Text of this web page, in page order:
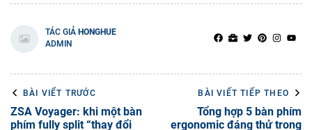
TÁC GIẢ HONGHUE
ADMIN
BÀI VIẾT TRƯỚC
ZSA Voyager: khi một bàn
phím fully split “thay đổi
BÀI VIẾT TIẾP THEO
Tổng hợp 5 bàn phím
ergonomic đáng thử trong